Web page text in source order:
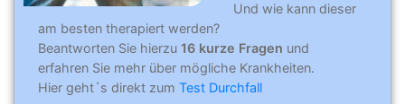
Und wie kann dieser
am besten therapiert werden?
Beantworten Sie hierzu 16 kurze Fragen und
erfahren Sie mehr über mögliche Krankheiten.
Hier geht´s direkt zum Test Durchfall